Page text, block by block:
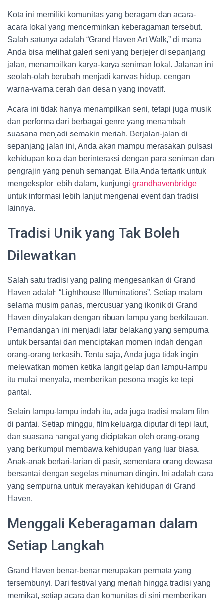
Kota ini memiliki komunitas yang beragam dan acara-
acara lokal yang mencerminkan keberagaman tersebut.
Salah satunya adalah “Grand Haven Art Walk,” di mana
Anda bisa melihat galeri seni yang berjejer di sepanjang
jalan, menampilkan karya-karya seniman lokal. Jalanan ini
seolah-olah berubah menjadi kanvas hidup, dengan
warna-warna cerah dan desain yang inovatif.
Acara ini tidak hanya menampilkan seni, tetapi juga musik
dan performa dari berbagai genre yang menambah
suasana menjadi semakin meriah. Berjalan-jalan di
sepanjang jalan ini, Anda akan mampu merasakan pulsasi
kehidupan kota dan berinteraksi dengan para seniman dan
pengrajin yang penuh semangat. Bila Anda tertarik untuk
mengeksplor lebih dalam, kunjungi grandhavenbridge
untuk informasi lebih lanjut mengenai event dan tradisi
lainnya.
Tradisi Unik yang Tak Boleh
Dilewatkan
Salah satu tradisi yang paling mengesankan di Grand
Haven adalah “Lighthouse Illuminations”. Setiap malam
selama musim panas, mercusuar yang ikonik di Grand
Haven dinyalakan dengan ribuan lampu yang berkilauan.
Pemandangan ini menjadi latar belakang yang sempurna
untuk bersantai dan menciptakan momen indah dengan
orang-orang terkasih. Tentu saja, Anda juga tidak ingin
melewatkan momen ketika langit gelap dan lampu-lampu
itu mulai menyala, memberikan pesona magis ke tepi
pantai.
Selain lampu-lampu indah itu, ada juga tradisi malam film
di pantai. Setiap minggu, film keluarga diputar di tepi laut,
dan suasana hangat yang diciptakan oleh orang-orang
yang berkumpul membawa kehidupan yang luar biasa.
Anak-anak berlari-larian di pasir, sementara orang dewasa
bersantai dengan segelas minuman dingin. Ini adalah cara
yang sempurna untuk merayakan kehidupan di Grand
Haven.
Menggali Keberagaman dalam
Setiap Langkah
Grand Haven benar-benar merupakan permata yang
tersembunyi. Dari festival yang meriah hingga tradisi yang
memikat, setiap acara dan komunitas di sini memberikan